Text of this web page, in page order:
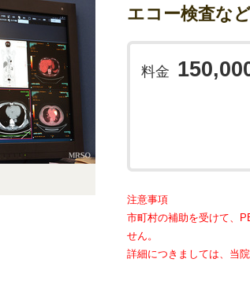
エコー検査な
料金
注意事項
市町村の補助を受けて、
せん。
詳細につきましては、当